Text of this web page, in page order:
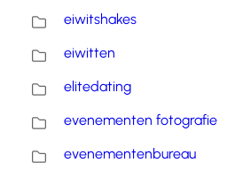
eiwitshakes
eiwitten
elitedating
evenementen fotografie
evenementenbureau